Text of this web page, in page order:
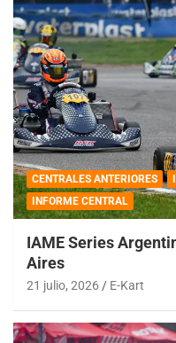
CENTRALES ANTERIORES
INFORME CENTRAL
IAME Series
Aires
21 julio, 2026 E-Kart